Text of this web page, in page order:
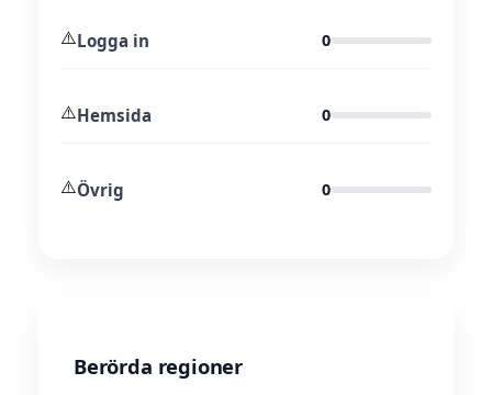
⚠️Logga in 0
⚠️Hemsida 0
⚠️Övrig 0
Berörda regioner